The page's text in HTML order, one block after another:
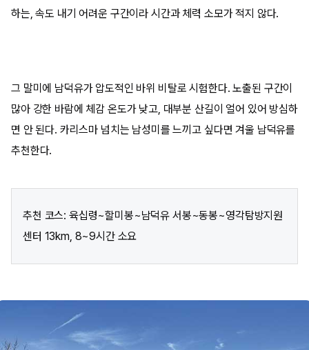
하는, 속도 내기 어려운 구간이라 시간과 체력 소모가 적지 않다.
그 말미에 남덕유가 압도적인 바위 비탈로 시험한다. 노출된 구간이
많아 강한 바람에 체감 온도가 낮고, 대부분 산길이 얼어 있어 방심하
면 안 된다. 카리스마 넘치는 남성미를 느끼고 싶다면 겨울 남덕유를
추천한다.
추천 코스: 육십령~할미봉~남덕유 서봉~동봉~영각탐방지원
센터 13km, 8~9시간 소요